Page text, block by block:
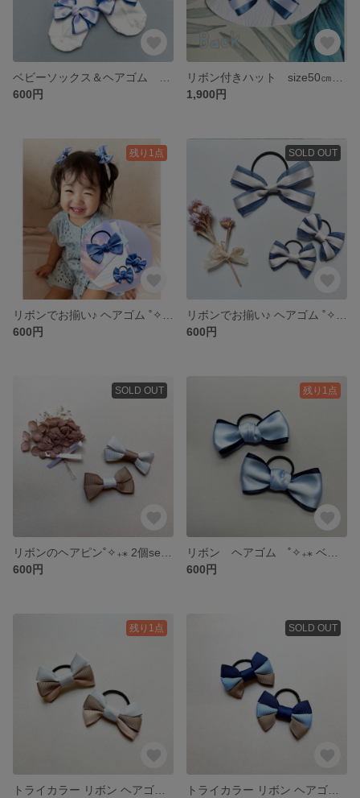
600円
1,900円
残り1点
600円
SOLD OUT
600円
SOLD OUT
600円
残り1点
600円
残り1点 SOLD OUT